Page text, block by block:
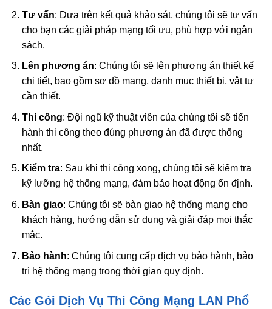
Tư vấn: Dựa trên kết quả khảo sát, chúng tôi sẽ tư vấn
cho bạn các giải pháp mạng tối ưu, phù hợp với ngân
sách.
Lên phương án: Chúng tôi sẽ lên phương án thiết kế
chi tiết, bao gồm sơ đồ mạng, danh mục thiết bị, vật tư
cần thiết.
Thi công: Đội ngũ kỹ thuật viên của chúng tôi sẽ tiến
hành thi công theo đúng phương án đã được thống
nhất.
Kiểm tra: Sau khi thi công xong, chúng tôi sẽ kiểm tra
kỹ lưỡng hệ thống mạng, đảm bảo hoạt động ổn định.
Bàn giao: Chúng tôi sẽ bàn giao hệ thống mạng cho
khách hàng, hướng dẫn sử dụng và giải đáp mọi thắc
mắc.
Bảo hành: Chúng tôi cung cấp dịch vụ bảo hành, bảo
trì hệ thống mạng trong thời gian quy định.
Các Gói Dịch Vụ Thi Công Mạng LAN Phổ